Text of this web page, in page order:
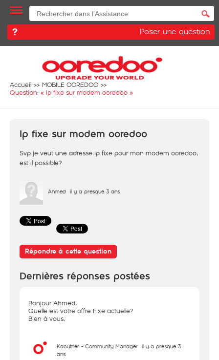
Poser une question
Accueil
MOBILE OOREDOO
Question: « Ip fixe sur modem ooredoo »
Ip fixe sur modem ooredoo
Svp je veut une adresse ip fixe pour mon modem ooredoo,
est il possible?
Ahmed il y a presque 3 ans
Répondre à cette question
Dernières réponses postées
Bonjour Ahmed,
Quelle est votre offre Fixe actuelle?
Bien à vous,
Kaouther - Community Manager il y a presque 3
ans